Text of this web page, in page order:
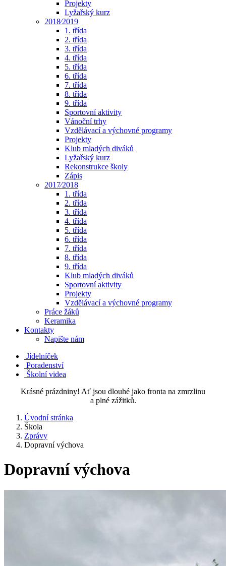
Projekty
Lyžařský kurz
2018⁄2019
1. třída
2. třída
3. třída
4. třída
5. třída
6. třída
7. třída
8. třída
9. třída
Sportovní aktivity
Vánoční trhy
Vzdělávací a výchovné programy
Projekty
Klub mladých diváků
Lyžařský kurz
Rekonstrukce školy
Zápis
2017⁄2018
1. třída
2. třída
3. třída
4. třída
5. třída
6. třída
7. třída
8. třída
9. třída
Klub mladých diváků
Sportovní aktivity
Projekty
Vzdělávací a výchovné programy
Práce žáků
Keramika
Kontakty
Napište nám
Jídelníček
Poradenství
Školní videa
Krásné prázdniny! Ať jsou dlouhé jako fronta na zmrzlinu
a plné zážitků.
Úvodní stránka
Škola
Zprávy
Dopravní výchova
Dopravní výchova